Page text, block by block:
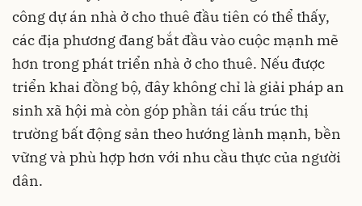
công dự án nhà ở cho thuê đầu tiên có thể thấy,
các địa phương đang bắt đầu vào cuộc mạnh mẽ
hơn trong phát triển nhà ở cho thuê. Nếu được
triển khai đồng bộ, đây không chỉ là giải pháp an
sinh xã hội mà còn góp phần tái cấu trúc thị
trường bất động sản theo hướng lành mạnh, bền
vững và phù hợp hơn với nhu cầu thực của người
dân.